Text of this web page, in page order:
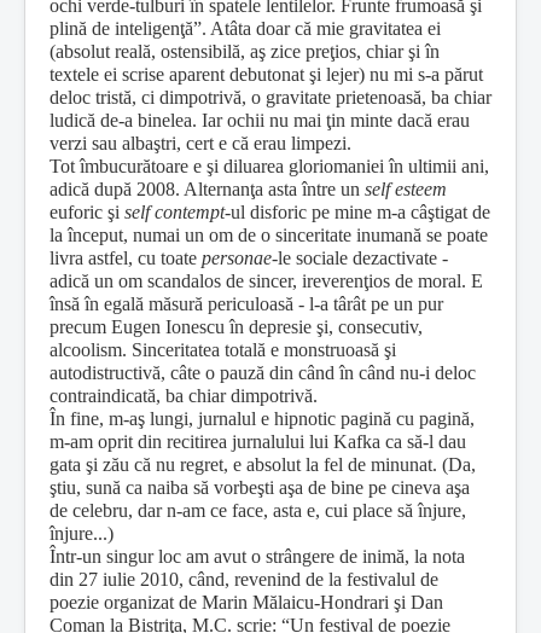
ochi verde-tulburi în spatele lentilelor. Frunte frumoasă şi
plină de inteligenţă”. Atâta doar că mie gravitatea ei
(absolut reală, ostensibilă, aş zice preţios, chiar şi în
textele ei scrise aparent debutonat şi lejer) nu mi s-a părut
deloc tristă, ci dimpotrivă, o gravitate prietenoasă, ba chiar
ludică de-a binelea. Iar ochii nu mai ţin minte dacă erau
verzi sau albaştri, cert e că erau limpezi.
Tot îmbucurătoare e şi diluarea gloriomaniei în ultimii ani,
adică după 2008. Alternanţa asta între un self esteem
euforic şi self contempt-ul disforic pe mine m-a câştigat de
la început, numai un om de o sinceritate inumană se poate
livra astfel, cu toate personae-le sociale dezactivate -
adică un om scandalos de sincer, ireverenţios de moral. E
însă în egală măsură periculoasă - l-a târât pe un pur
precum Eugen Ionescu în depresie şi, consecutiv,
alcoolism. Sinceritatea totală e monstruoasă şi
autodistructivă, câte o pauză din când în când nu-i deloc
contraindicată, ba chiar dimpotrivă.
În fine, m-aş lungi, jurnalul e hipnotic pagină cu pagină,
m-am oprit din recitirea jurnalului lui Kafka ca să-l dau
gata şi zău că nu regret, e absolut la fel de minunat. (Da,
ştiu, sună ca naiba să vorbeşti aşa de bine pe cineva aşa
de celebru, dar n-am ce face, asta e, cui place să înjure,
înjure...)
Într-un singur loc am avut o strângere de inimă, la nota
din 27 iulie 2010, când, revenind de la festivalul de
poezie organizat de Marin Mălaicu-Hondrari şi Dan
Coman la Bistriţa, M.C. scrie: “Un festival de poezie